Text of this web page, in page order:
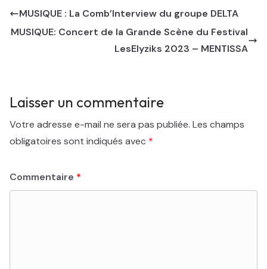
MUSIQUE : La Comb’Interview du groupe DELTA
MUSIQUE: Concert de la Grande Scène du Festival
LesElyziks 2023 – MENTISSA
Laisser un commentaire
Votre adresse e-mail ne sera pas publiée. Les champs
obligatoires sont indiqués avec *
Commentaire *